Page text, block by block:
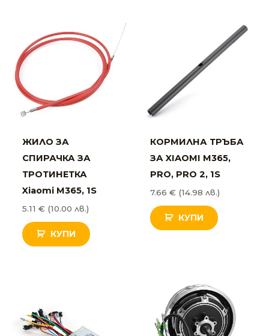
ЖИЛО ЗА
СПИРАЧКА ЗА
ТРОТИНЕТКА
Xiaomi M365, 1S
5.11€ (10.00 лв.)
КУПИ
КОРМИЛНА ТРЪБА
ЗА XIAOMI M365,
PRO, PRO 2, 1S
7.66€ (14.98 лв.)
КУПИ